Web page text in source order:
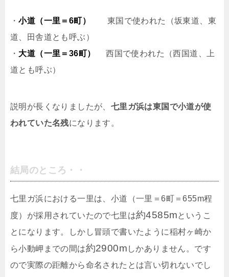
・小道（一里＝6町）
東国で使われた（坂東道、東
道、田舎道とも呼ぶ）
・ 大道（一里＝36町）
西国で使われた（西国道、上
道とも呼ぶ）
説明が長くなりましたが、 七里ガ浜は東国で小道が使
われていた名残になります。
結局のところ・・
七里ガ浜における一里は、小道（一里＝6町＝655m程
度）が採用されていたので七里は約4585mというこ
とになります。しかし冒頭で書いたように稲村ヶ崎か
ら小動岬までの間は約2900m しかありません。です
ので実際の距離から命名されたとは言い切れないでし